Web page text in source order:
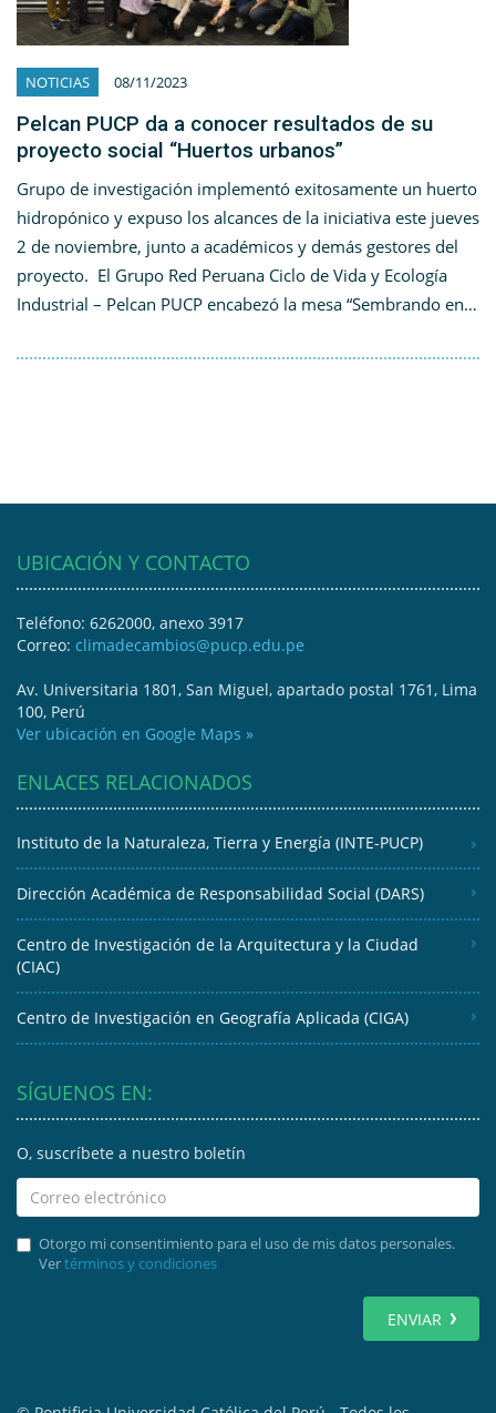
NOTICIAS 08/11/2023
Pelcan PUCP da a conocer resultados de su
proyecto social “Huertos urbanos”
Grupo de investigación implementó exitosamente un huerto
hidropónico y expuso los alcances de la iniciativa este jueves
2 de noviembre, junto a académicos y demás gestores del
proyecto. El Grupo Red Peruana Ciclo de Vida y Ecología
Industrial – Pelcan PUCP encabezó la mesa “Sembrando en…
UBICACIÓN Y CONTACTO
Teléfono: 6262000, anexo 3917
Correo: climadecambios@pucp.edu.pe
Av. Universitaria 1801, San Miguel, apartado postal 1761, Lima
100, Perú
Ver ubicación en Google Maps »
ENLACES RELACIONADOS
Instituto de la Naturaleza, Tierra y Energía (INTE-PUCP)
Dirección Académica de Responsabilidad Social (DARS)
Centro de Investigación de la Arquitectura y la Ciudad
(CIAC)
Centro de Investigación en Geografía Aplicada (CIGA)
SÍGUENOS EN:
O, suscríbete a nuestro boletín
Otorgo mi consentimiento para el uso de mis datos personales.
Vertérminos y condiciones
ENVIAR